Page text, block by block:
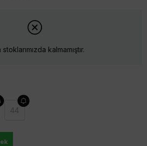
stoklarımızda kalmamıştır.
44